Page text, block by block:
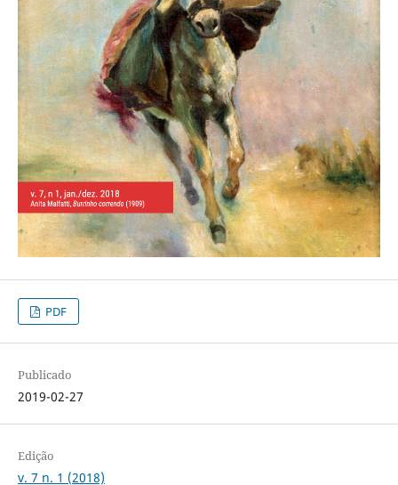
PDF
Publicado
2019-02-27
Edição
v. 7 n. 1 (2018)